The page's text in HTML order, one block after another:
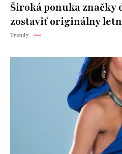
Široká ponuka značky
zostaviť originálny
Trendy